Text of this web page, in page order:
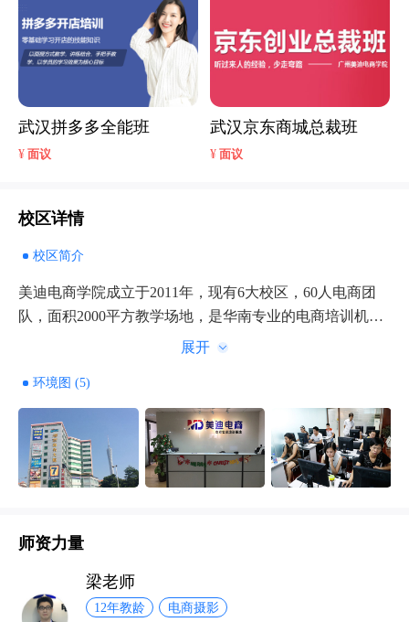
武汉拼多多全能班
¥ 面议
武汉京东商城总裁班
¥ 面议
校区详情
校区简介
美迪电商学院成立于2011年，现有6大校区，60人电商团
队，面积2000平方教学场地，是华南专业的电商培训机
构。我们致力于为企业打开电子商务大门，为企业提供更
商下依托自身完善的教学体系，强大的师资团队以及丰富
的行业经验、信息资源和成熟市场整合运作能力，已经迅
速成长为华南电子商务培训知名品牌。
环境图 (5)
师资力量
梁老师
12年教龄 电商摄影